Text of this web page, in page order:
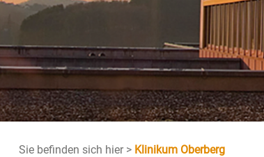
Sie befinden sich hier > Klinikum Oberberg